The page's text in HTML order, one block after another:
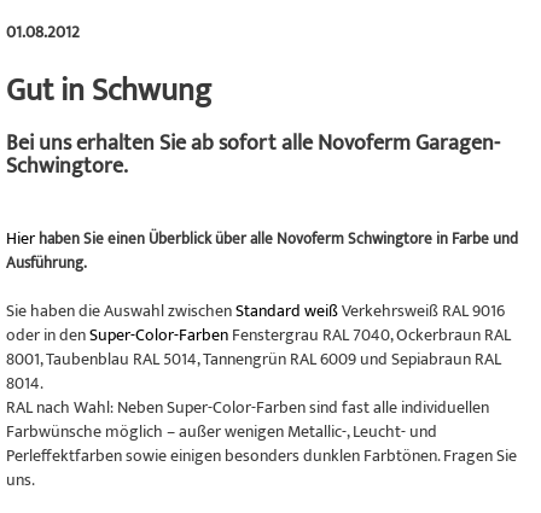
01.08.2012
Gut in Schwung
Bei uns erhalten Sie ab sofort alle Novoferm Garagen-
Schwingtore.
Hierhaben Sie einen Überblick über alle Novoferm Schwingtore in Farbe und
Ausführung.
Sie haben die Auswahl zwischenStandard weißVerkehrsweiß RAL 9016
oder in denSuper-Color-FarbenFenstergrau RAL 7040, Ockerbraun RAL
8001, Taubenblau RAL 5014, Tannengrün RAL 6009 und Sepiabraun RAL
8014.
RAL nach Wahl: Neben Super-Color-Farben sind fast alle individuellen
Farbwünsche möglich – außer wenigen Metallic-, Leucht- und
Perleffektfarben sowie einigen besonders dunklen Farbtönen. Fragen Sie
uns.